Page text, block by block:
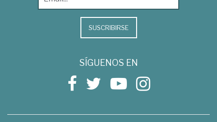
SUSCRIBIRSE
SÍGUENOS EN